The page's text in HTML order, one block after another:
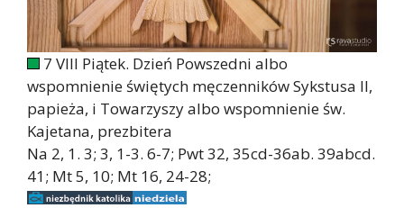
7 VIII Piątek. Dzień Powszedni albo
wspomnienie świętych męczenników Sykstusa II,
papieża, i Towarzyszy albo wspomnienie św.
Kajetana, prezbitera
Na 2, 1. 3; 3, 1-3. 6-7; Pwt 32, 35cd-36ab. 39abcd.
41; Mt 5, 10; Mt 16, 24-28;